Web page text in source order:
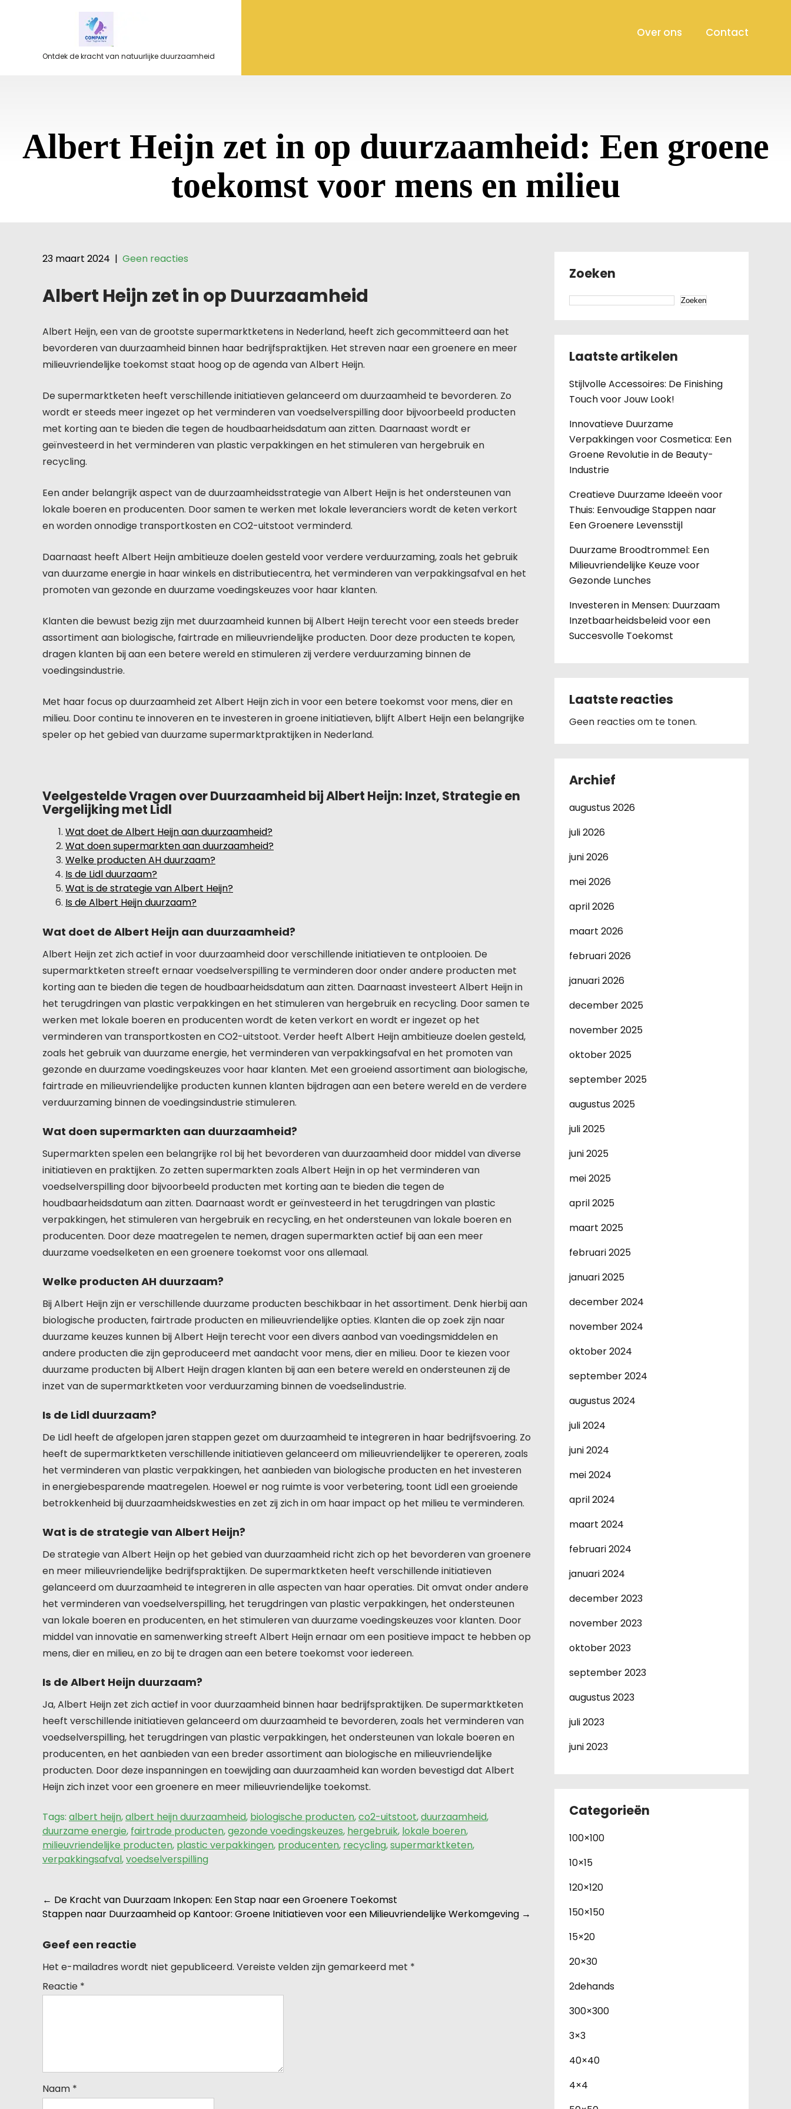
Ontdek de kracht van natuurlijke duurzaamheid
Over ons Contact
Albert Heijn zet in op duurzaamheid: Een groene
toekomst voor mens en milieu
23 maart 2024 | Geen reacties
Albert Heijn zet in op Duurzaamheid
Albert Heijn, een van de grootste supermarktketens in Nederland, heeft zich gecommitteerd aan het
bevorderen van duurzaamheid binnen haar bedrijfspraktijken. Het streven naar een groenere en meer
milieuvriendelijke toekomst staat hoog op de agenda van Albert Heijn.
De supermarktketen heeft verschillende initiatieven gelanceerd om duurzaamheid te bevorderen. Zo
wordt er steeds meer ingezet op het verminderen van voedselverspilling door bijvoorbeeld producten
met korting aan te bieden die tegen de houdbaarheidsdatum aan zitten. Daarnaast wordt er
geïnvesteerd in het verminderen van plastic verpakkingen en het stimuleren van hergebruik en
recycling.
Een ander belangrijk aspect van de duurzaamheidsstrategie van Albert Heijn is het ondersteunen van
lokale boeren en producenten. Door samen te werken met lokale leveranciers wordt de keten verkort
en worden onnodige transportkosten en CO2-uitstoot verminderd.
Daarnaast heeft Albert Heijn ambitieuze doelen gesteld voor verdere verduurzaming, zoals het gebruik
van duurzame energie in haar winkels en distributiecentra, het verminderen van verpakkingsafval en het
promoten van gezonde en duurzame voedingskeuzes voor haar klanten.
Klanten die bewust bezig zijn met duurzaamheid kunnen bij Albert Heijn terecht voor een steeds breder
assortiment aan biologische, fairtrade en milieuvriendelijke producten. Door deze producten te kopen,
dragen klanten bij aan een betere wereld en stimuleren zij verdere verduurzaming binnen de
voedingsindustrie.
Met haar focus op duurzaamheid zet Albert Heijn zich in voor een betere toekomst voor mens, dier en
milieu. Door continu te innoveren en te investeren in groene initiatieven, blijft Albert Heijn een belangrijke
speler op het gebied van duurzame supermarktpraktijken in Nederland.
Veelgestelde Vragen over Duurzaamheid bij Albert Heijn: Inzet, Strategie en
Vergelijking met Lidl
Wat doet de Albert Heijn aan duurzaamheid?
Wat doen supermarkten aan duurzaamheid?
Welke producten AH duurzaam?
Is de Lidl duurzaam?
Wat is de strategie van Albert Heijn?
Is de Albert Heijn duurzaam?
Wat doet de Albert Heijn aan duurzaamheid?
Albert Heijn zet zich actief in voor duurzaamheid door verschillende initiatieven te ontplooien. De
supermarktketen streeft ernaar voedselverspilling te verminderen door onder andere producten met
korting aan te bieden die tegen de houdbaarheidsdatum aan zitten. Daarnaast investeert Albert Heijn in
het terugdringen van plastic verpakkingen en het stimuleren van hergebruik en recycling. Door samen te
werken met lokale boeren en producenten wordt de keten verkort en wordt er ingezet op het
verminderen van transportkosten en CO2-uitstoot. Verder heeft Albert Heijn ambitieuze doelen gesteld,
zoals het gebruik van duurzame energie, het verminderen van verpakkingsafval en het promoten van
gezonde en duurzame voedingskeuzes voor haar klanten. Met een groeiend assortiment aan biologische,
fairtrade en milieuvriendelijke producten kunnen klanten bijdragen aan een betere wereld en de verdere
verduurzaming binnen de voedingsindustrie stimuleren.
Wat doen supermarkten aan duurzaamheid?
Supermarkten spelen een belangrijke rol bij het bevorderen van duurzaamheid door middel van diverse
initiatieven en praktijken. Zo zetten supermarkten zoals Albert Heijn in op het verminderen van
voedselverspilling door bijvoorbeeld producten met korting aan te bieden die tegen de
houdbaarheidsdatum aan zitten. Daarnaast wordt er geïnvesteerd in het terugdringen van plastic
verpakkingen, het stimuleren van hergebruik en recycling, en het ondersteunen van lokale boeren en
producenten. Door deze maatregelen te nemen, dragen supermarkten actief bij aan een meer
duurzame voedselketen en een groenere toekomst voor ons allemaal.
Welke producten AH duurzaam?
Bij Albert Heijn zijn er verschillende duurzame producten beschikbaar in het assortiment. Denk hierbij aan
biologische producten, fairtrade producten en milieuvriendelijke opties. Klanten die op zoek zijn naar
duurzame keuzes kunnen bij Albert Heijn terecht voor een divers aanbod van voedingsmiddelen en
andere producten die zijn geproduceerd met aandacht voor mens, dier en milieu. Door te kiezen voor
duurzame producten bij Albert Heijn dragen klanten bij aan een betere wereld en ondersteunen zij de
inzet van de supermarktketen voor verduurzaming binnen de voedselindustrie.
Is de Lidl duurzaam?
De Lidl heeft de afgelopen jaren stappen gezet om duurzaamheid te integreren in haar bedrijfsvoering. Zo
heeft de supermarktketen verschillende initiatieven gelanceerd om milieuvriendelijker te opereren, zoals
het verminderen van plastic verpakkingen, het aanbieden van biologische producten en het investeren
in energiebesparende maatregelen. Hoewel er nog ruimte is voor verbetering, toont Lidl een groeiende
betrokkenheid bij duurzaamheidskwesties en zet zij zich in om haar impact op het milieu te verminderen.
Wat is de strategie van Albert Heijn?
De strategie van Albert Heijn op het gebied van duurzaamheid richt zich op het bevorderen van groenere
en meer milieuvriendelijke bedrijfspraktijken. De supermarktketen heeft verschillende initiatieven
gelanceerd om duurzaamheid te integreren in alle aspecten van haar operaties. Dit omvat onder andere
het verminderen van voedselverspilling, het terugdringen van plastic verpakkingen, het ondersteunen
van lokale boeren en producenten, en het stimuleren van duurzame voedingskeuzes voor klanten. Door
middel van innovatie en samenwerking streeft Albert Heijn ernaar om een positieve impact te hebben op
mens, dier en milieu, en zo bij te dragen aan een betere toekomst voor iedereen.
Is de Albert Heijn duurzaam?
Ja, Albert Heijn zet zich actief in voor duurzaamheid binnen haar bedrijfspraktijken. De supermarktketen
heeft verschillende initiatieven gelanceerd om duurzaamheid te bevorderen, zoals het verminderen van
voedselverspilling, het terugdringen van plastic verpakkingen, het ondersteunen van lokale boeren en
producenten, en het aanbieden van een breder assortiment aan biologische en milieuvriendelijke
producten. Door deze inspanningen en toewijding aan duurzaamheid kan worden bevestigd dat Albert
Heijn zich inzet voor een groenere en meer milieuvriendelijke toekomst.
Tags: albert heijn,albert heijn duurzaamheid, biologische producten,co2-uitstoot,duurzaamheid,
duurzame energie, fairtrade producten,gezonde voedingskeuzes, hergebruik, lokale boeren,
milieuvriendelijke producten, plastic verpakkingen, producenten, recycling,supermarktketen,
verpakkingsafval,voedselverspilling
Berichtnavigatie
← De Kracht van Duurzaam Inkopen: Een Stap naar een Groenere Toekomst
Stappen naar Duurzaamheid op Kantoor: Groene Initiatieven voor een Milieuvriendelijke Werkomgeving →
Geef een reactie
Het e-mailadres wordt niet gepubliceerd. Vereiste velden zijn gemarkeerd met *
Reactie *
Naam *
Zoeken
Zoeken
Laatste artikelen
Stijlvolle Accessoires: De Finishing
Touch voor Jouw Look!
Innovatieve Duurzame
Verpakkingen voor Cosmetica: Een
Groene Revolutie in de Beauty-
Industrie
Creatieve Duurzame Ideeën voor
Thuis: Eenvoudige Stappen naar
Een Groenere Levensstijl
Duurzame Broodtrommel: Een
Milieuvriendelijke Keuze voor
Gezonde Lunches
Investeren in Mensen: Duurzaam
Inzetbaarheidsbeleid voor een
Succesvolle Toekomst
Laatste reacties
Geen reacties om te tonen.
Archief
augustus 2026
juli 2026
juni 2026
mei 2026
april 2026
maart 2026
februari 2026
januari 2026
december 2025
november 2025
oktober 2025
september 2025
augustus 2025
juli 2025
juni 2025
mei 2025
april 2025
maart 2025
februari 2025
januari 2025
december 2024
november 2024
oktober 2024
september 2024
augustus 2024
juli 2024
juni 2024
mei 2024
april 2024
maart 2024
februari 2024
januari 2024
december 2023
november 2023
oktober 2023
september 2023
augustus 2023
juli 2023
juni 2023
Categorieën
100×100
10×15
120×120
150×150
15×20
20×30
2dehands
300×300
3×3
40×40
4×4